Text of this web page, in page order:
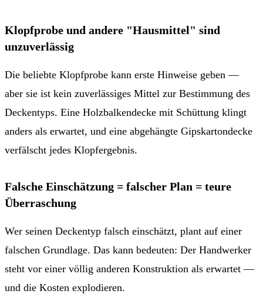
Klopfprobe und andere "Hausmittel" sind
unzuverlässig
Die beliebte Klopfprobe kann erste Hinweise geben —
aber sie ist kein zuverlässiges Mittel zur Bestimmung des
Deckentyps. Eine Holzbalkendecke mit Schüttung klingt
anders als erwartet, und eine abgehängte Gipskartondecke
verfälscht jedes Klopfergebnis.
Falsche Einschätzung = falscher Plan = teure
Überraschung
Wer seinen Deckentyp falsch einschätzt, plant auf einer
falschen Grundlage. Das kann bedeuten: Der Handwerker
steht vor einer völlig anderen Konstruktion als erwartet —
und die Kosten explodieren.